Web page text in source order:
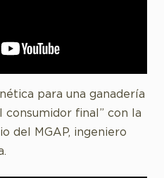
para una ganadería
final” con la
del MGAP, ingeniero